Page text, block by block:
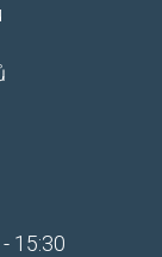
15:30